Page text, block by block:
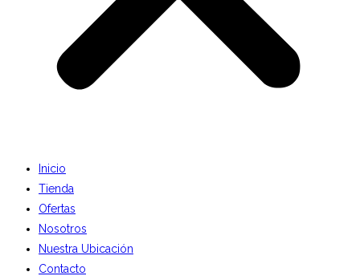
Inicio
Tienda
Ofertas
Nosotros
Nuestra Ubicación
Contacto